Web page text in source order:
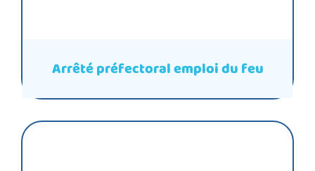
Arrêté préfectoral emploi du feu